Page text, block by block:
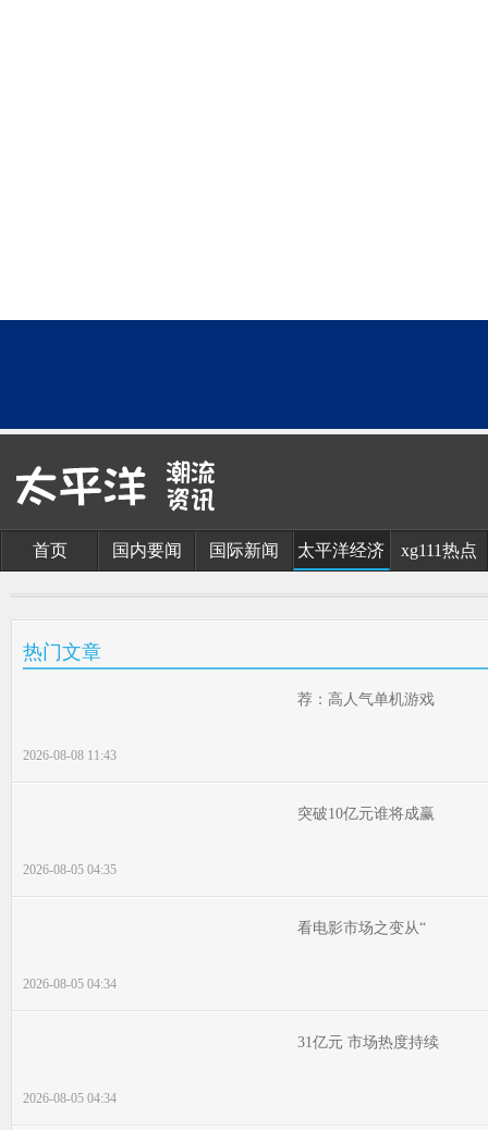
首页 国内要闻 国际新闻 太平洋经济 xg111热点
热门文章
荐：高人气单机游戏
2026-08-08 11:43
突破10亿元谁将成赢
2026-08-05 04:35
看电影市场之变从“
2026-08-05 04:34
31亿元 市场热度持续
2026-08-05 04:34